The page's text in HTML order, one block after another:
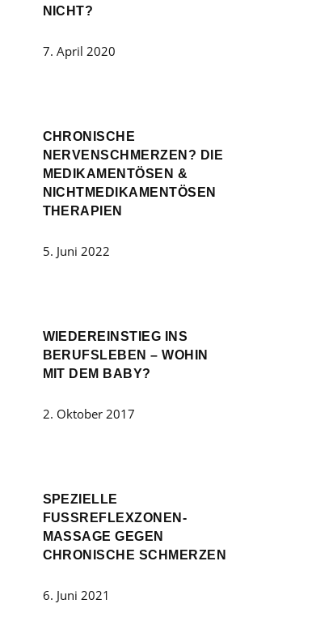
NICHT?
7. April 2020
CHRONISCHE
NERVENSCHMERZEN? DIE
MEDIKAMENTÖSEN &
NICHTMEDIKAMENTÖSEN
THERAPIEN
5. Juni 2022
WIEDEREINSTIEG INS
BERUFSLEBEN – WOHIN
MIT DEM BABY?
2. Oktober 2017
SPEZIELLE
FUSSREFLEXZONEN-M
ASSAGE GEGEN C
HRONISCHE SCHMERZEN
6. Juni 2021